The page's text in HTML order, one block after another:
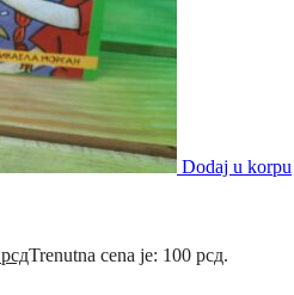
Dodaj u korpu
рсдTrenutna cena je: 100 рсд.